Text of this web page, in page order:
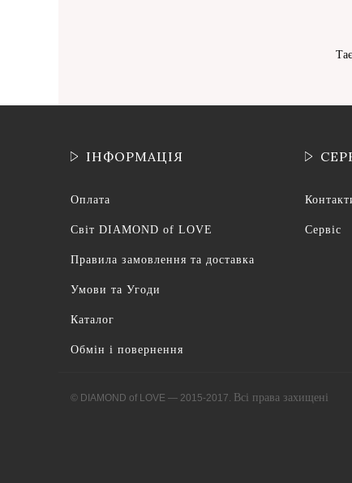
ІНФОРМАЦІЯ
Оплата
Світ DIAMOND of LOVE
Правила замовлення та доставка
Умови та Угоди
Каталог
Обмін і повернення
Сервіс
© DIAMOND of LOVE — 2015-2017. Всі права захищені